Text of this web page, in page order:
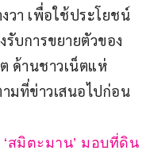
วา เพื่อใช้ประโยชน์
บการขยายตัวของ
ด้านชาวเน็ตแห่
มที่ข่าวเสนอไปก่อน
สมิตะมาน’ มอบที่ดิน